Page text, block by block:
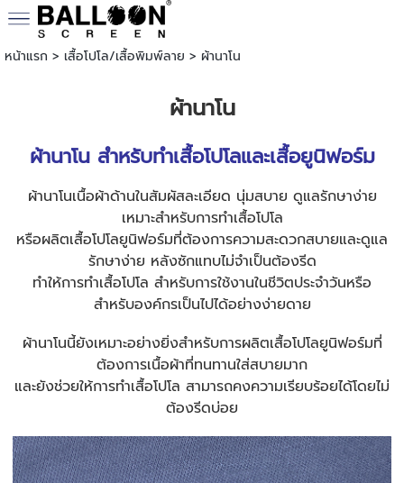
หน้าแรก > เสื้อโปโล/เสื้อพิมพ์ลาย > ผ้านาโน
ผ้านาโน
ผ้านาโน สำหรับทำเสื้อโปโลและเสื้อยูนิฟอร์ม
ผ้านาโนเนื้อผ้าด้านในสัมผัสละเอียด นุ่มสบาย ดูแลรักษาง่าย
เหมาะสำหรับการทำเสื้อโปโล
หรือผลิตเสื้อโปโลยูนิฟอร์มที่ต้องการความสะดวกสบายและดูแล
รักษาง่าย หลังซักแทบไม่จำเป็นต้องรีด
ทำให้การทำเสื้อโปโล สำหรับการใช้งานในชีวิตประจำวันหรือ
สำหรับองค์กรเป็นไปได้อย่างง่ายดาย
ผ้านาโนนี้ยังเหมาะอย่างยิ่งสำหรับการผลิตเสื้อโปโลยูนิฟอร์มที่
ต้องการเนื้อผ้าที่ทนทานใส่สบายมาก
และยังช่วยให้การทำเสื้อโปโล สามารถคงความเรียบร้อยได้โดยไม่
ต้องรีดบ่อย